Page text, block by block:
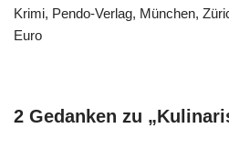
Krimi, Pendo-Verlag, München,
Euro
2 Gedanken zu